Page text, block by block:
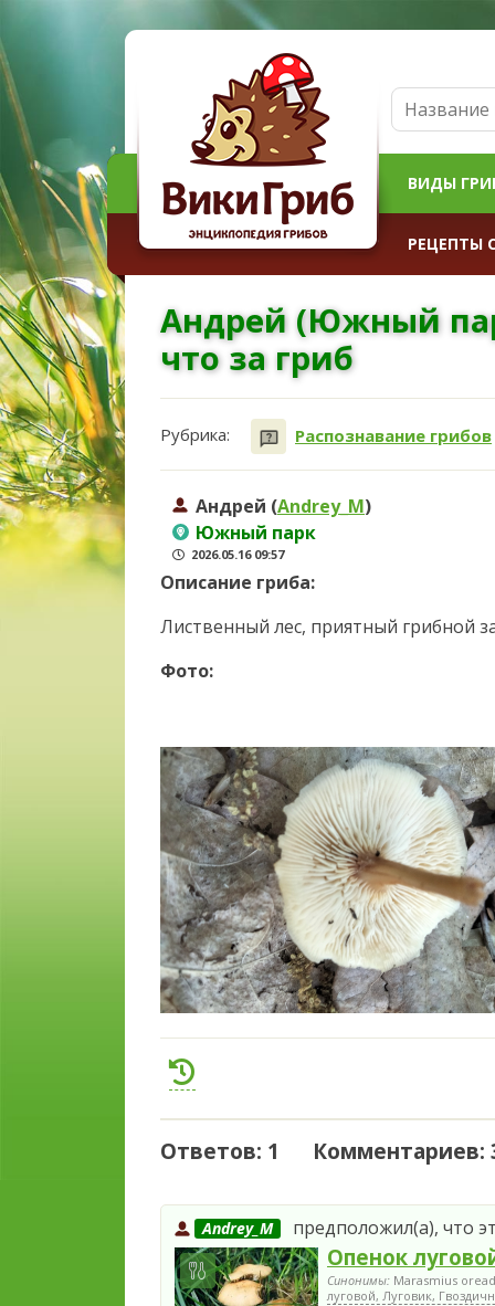
ВИДЫ
РЕЦЕПТЫ
Андрей (Южный
что за гриб
Рубрика: Распознавание грибов
Андрей (Andrey_M)
Южный парк
2026.05.16 09:57
Описание гриба:
Лиственный лес, приятный грибной
Фото:
Ответов: 1 Комментариев:
Andrey_M предположил(а), что
Опенок
Синонимы: Marasmius
луговой, Луговик,